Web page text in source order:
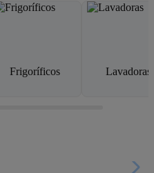
Frigoríficos Lavadoras